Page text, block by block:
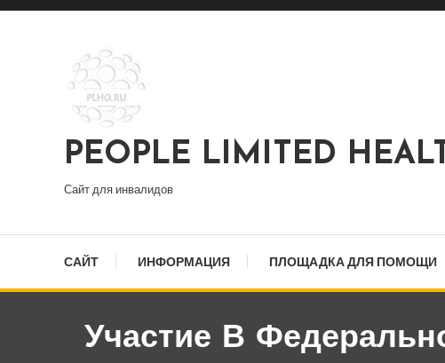
Перейти
содержимому
PEOPLE LIMITED
Сайт для инвалидов
САЙТ ИНФОРМАЦИЯ ПЛОЩАДКА ДЛЯ ПОМОЩИ
Участие В